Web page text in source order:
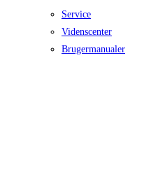
Service
Videnscenter
Brugermanualer